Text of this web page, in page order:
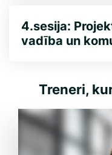
4.sesija:
vadība un
Treneri,